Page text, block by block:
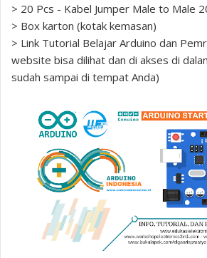
> 20 Pcs - Kabel Jumper Male to Male
> Box karton (kotak kemasan)
> Link Tutorial Belajar Arduino dan
website bisa dilihat dan di akses di
sudah sampai di tempat Anda)